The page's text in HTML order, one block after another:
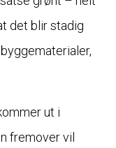
det blir stadig
ut i
fremover vil